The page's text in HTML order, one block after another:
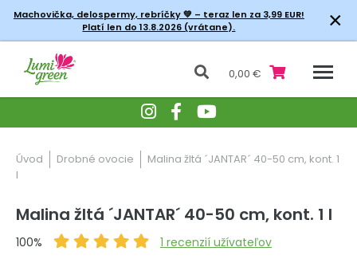
Machovička, delospermy, rebríčky💚 – teraz len za 3,99 EUR!
Platí len do 13.8.2026 (vrátane).
×
0,00 €
Úvod Drobné ovocie
Malina žltá ´JANTAR´ 40-50 cm, kont. 1
l
Malina žltá ´JANTAR´ 40-50 cm, kont. 1 l
100% 1 recenzií užívateľov